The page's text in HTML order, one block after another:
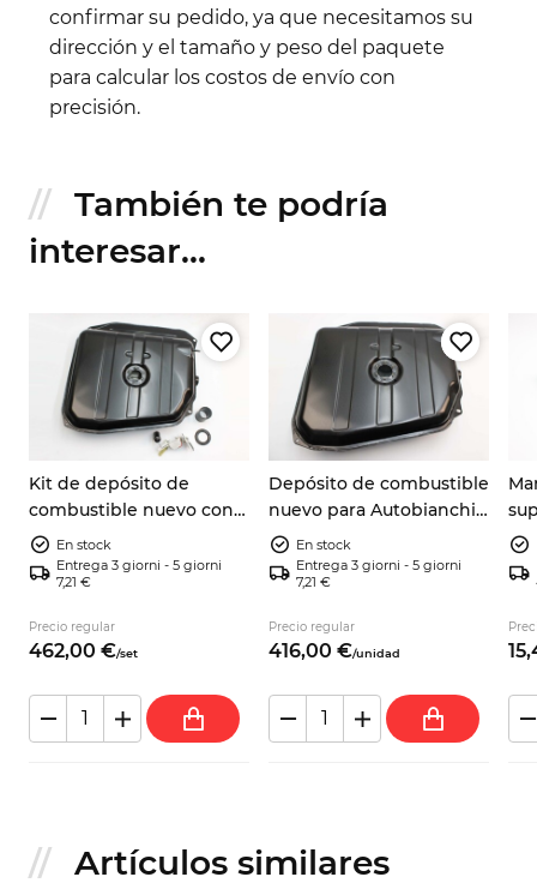
confirmar su pedido, ya que necesitamos su
dirección y el tamaño y peso del paquete
para calcular los costos de envío con
precisión.
También te podría
interesar...
Kit de depósito de
combustible nuevo con
aforador, junta y
manguito Autobianchi
A112
En stock
Entrega 3 giorni - 5 giorni
7,21 €
Precio regular
462,00 €/set
Depósito de combustible
nuevo para Autobianchi
A112, todas las versiones
En stock
Entrega 3 giorni - 5 giorni
7,21 €
Precio regular
416,00 €/unidad 15,
Artículos similares